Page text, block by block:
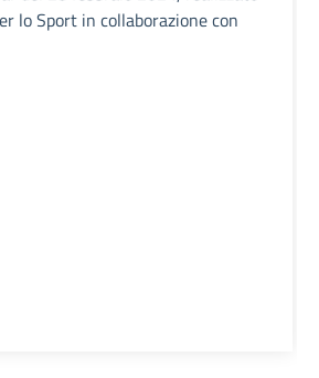
lo Sport in collaborazione con